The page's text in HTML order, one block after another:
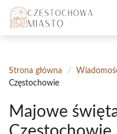
Przejdź
treści
Strona główna /
Częstochowie
Majowe